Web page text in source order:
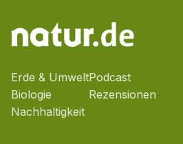
Erde & Umwelt
Biologie
Nachhaltigkeit
Podcast
Rezensionen